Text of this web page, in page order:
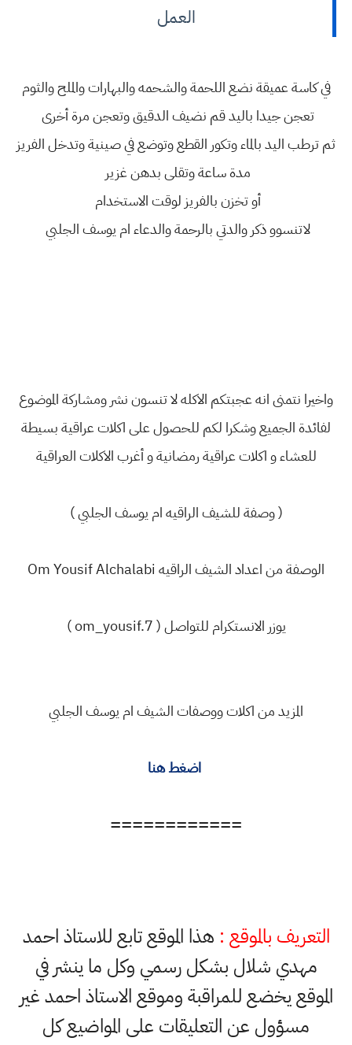
العمل
في كاسة عميقة نضع اللحمة والشحمه والبهارات والملح والثوم
تعجن جيدا باليد قم نضيف الدقيق وتعجن مرة أخرى
ثم ترطب اليد بالماء وتكور القطع وتوضع في صينية وتدخل الفريز
مدة ساعة وتقلى بدهن غزير
أو تخزن بالفريز لوقت الاستخدام
لاتنسوو ذكر والدتي بالرحمة والدعاء ام يوسف الجلبي
واخيرا نتمنى انه عجبتكم الاكله لا تنسون نشر ومشاركة الموضوع
لفائدة الجميع وشكرا لكم للحصول على اكلات عراقية بسيطة
للعشاء و اكلات عراقية رمضانية و أغرب الاكلات العراقية
( وصفة للشيف الراقيه ام يوسف الجلبي )
الوصفة من اعداد الشيف الراقيه Om Yousif Alchalabi
يوزر الانستكرام للتواصل ( om_yousif.7 )
المزيد من اكلات ووصفات الشيف ام يوسف الجلبي
اضغط هنا
============
التعريف بالموقع : هذا الموقع تابع للاستاذ احمد
مهدي شلال بشكل رسمي وكل ما ينشر في
الموقع يخضع للمراقبة وموقع الاستاذ احمد غير
مسؤول عن التعليقات على المواضيع كل